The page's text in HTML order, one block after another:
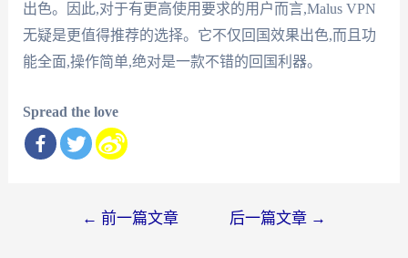
出色。因此,对于有更高使用要求的用户而言,Malus VPN
无疑是更值得推荐的选择。它不仅回国效果出色,而且功
能全面,操作简单,绝对是一款不错的回国利器。
Spread the love
← 前一篇文章 后一篇文章 →